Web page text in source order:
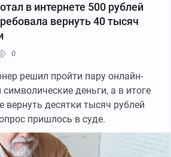
в интернете 500 рублей
вернуть 40 тысяч
0
решил пройти пару онлайн-
деньги, а в итоге
вернуть десятки тысяч рублей
пришлось в суде.